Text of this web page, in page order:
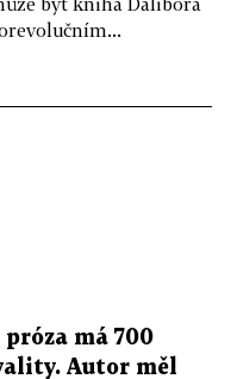
má 700
Autor měl